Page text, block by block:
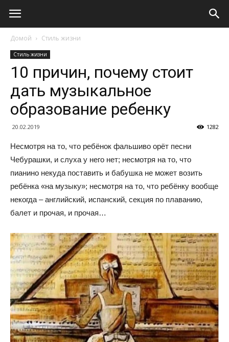
Домой Стиль жизни
Стиль жизни
10 причин, почему стоит
дать музыкальное
образование ребенку
20.02.2019 1282
Несмотря на то, что ребёнок фальшиво орёт песни
Чебурашки, и слуха у него нет; несмотря на то, что
пианино некуда поставить и бабушка не может возить
ребёнка «на музыку»; несмотря на то, что ребёнку вообще
некогда – английский, испанский, секция по плаванию,
балет и прочая, и прочая…